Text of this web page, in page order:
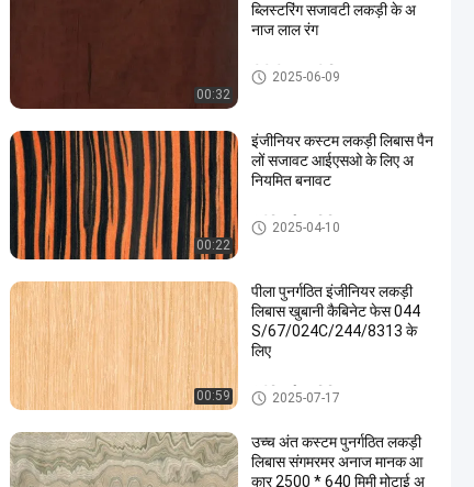
00:32
ब्लिस्टरिंग सजावटी लकड़ी के अ
नाज लाल रंग
पीवीसी सजावटी फिल्म
2025-06-09
00:22
इंजीनियर कस्टम लकड़ी लिबास पैन
लों सजावट आईएसओ के लिए अ
नियमित बनावट
इंजीनियर्ड वुड विनियर
2025-04-10
00:59
पीला पुनर्गठित इंजीनियर लकड़ी
लिबास खुबानी कैबिनेट फेस 044
S/67/024C/244/8313 के
लिए
इंजीनियर्ड वुड विनियर
2025-07-17
उच्च अंत कस्टम पुनर्गठित लकड़ी
लिबास संगमरमर अनाज मानक आ
कार 2500 * 640 मिमी मोटाई अ